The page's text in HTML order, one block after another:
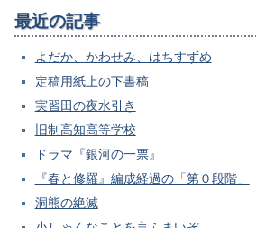
最近の記事
よだか、かわせみ、はちすずめ
定稿用紙上の下書稿
実習田の夜水引き
旧制高知高等学校
ドラマ『銀河の一票』
『春と修羅』編成経過の「第０段階」
洞熊の絶滅